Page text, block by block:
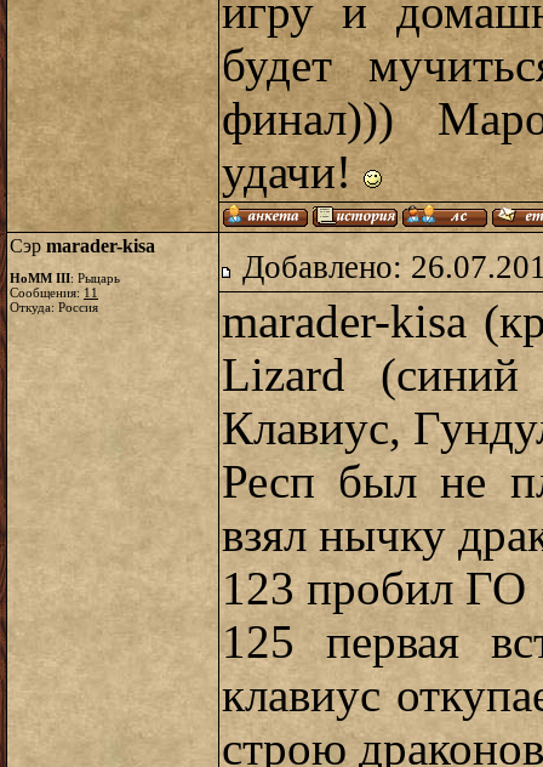
игру и
будет
финал)))
удачи!
Сэр marader-kisa
HoMM III: Рыцарь
Сообщения: 11
Откуда: Россия
Добавлено:
marader-kisa
Lizard (синий
Клавиус,
Респ был не
взял нычку
123 пробил ГО
125 первая
клавиус
строю